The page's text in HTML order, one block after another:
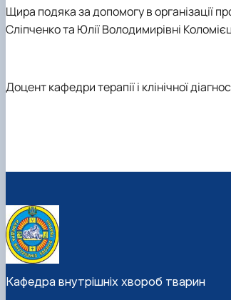
Щира подяка за допомогу в організації
Сліпченко та Юлії Володимирівні
Доцент кафедри терапії і клінічної
Кафедра внутрішніх хвороб тварин